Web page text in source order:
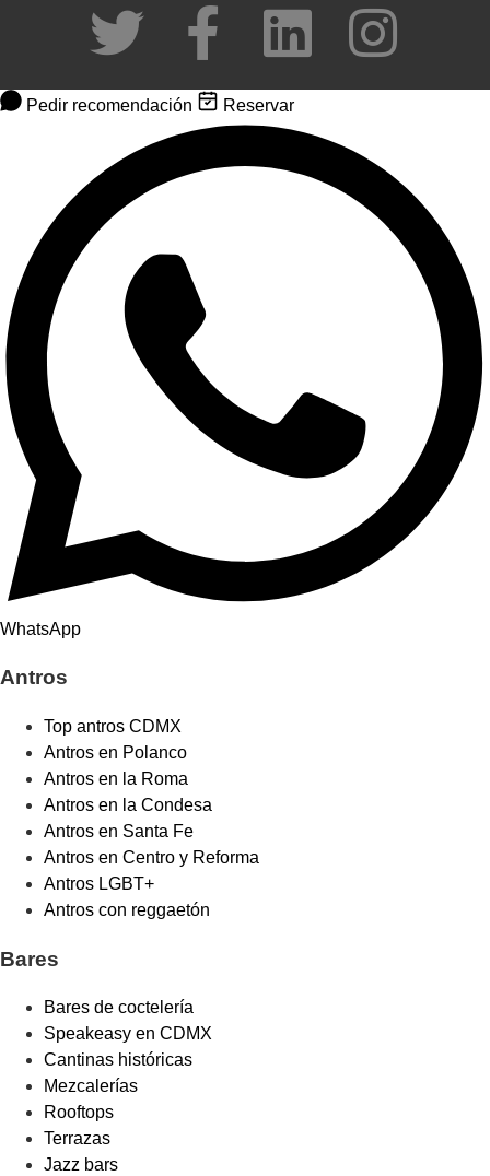
Pedir recomendación Reservar
WhatsApp
Antros
Top antros CDMX
Antros en Polanco
Antros en la Roma
Antros en la Condesa
Antros en Santa Fe
Antros en Centro y Reforma
Antros LGBT+
Antros con reggaetón
Bares
Bares de coctelería
Speakeasy en CDMX
Cantinas históricas
Mezcalerías
Rooftops
Terrazas
Jazz bars